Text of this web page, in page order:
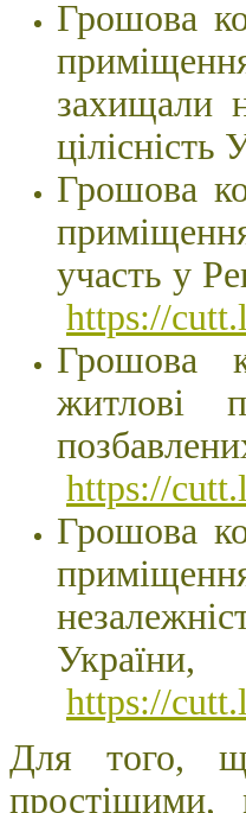
Грошова
захищали
Грошова
участь у
https://
Грошова
житлові
https://
Грошова
https://
Для того,
простішими,